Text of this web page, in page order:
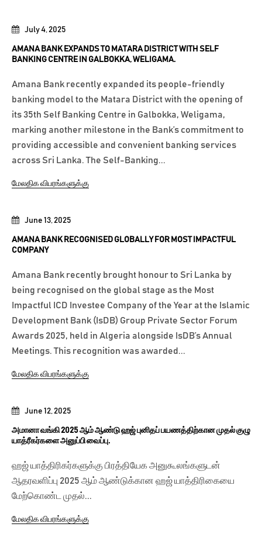
June 12, 2025
அமானா வங்கி 2025 ஆம் ஆண்டு ஹஜ் புனிதப் பயணத்திற்கான முதல் குழு
யாத்ரீகர்களை அனுப்பி வைப்பு.
ஹஜ் யாத்திரிகர்களுக்கு பிரத்தியேக அனுகூலங்களுடன்
ஆதரவளிப்பு 2025 ஆம் ஆண்டுக்கான ஹஜ் யாத்திரிகையை
மேற்கொண்ட முதல்...
மேலதிக விபரங்களுக்கு
June 13, 2025
AMANA BANK RECOGNISED GLOBALLY FOR MOST IMPACTFUL
COMPANY
Amana Bank recently brought honour to Sri Lanka by
being recognised on the global stage as the Most
Impactful ICD Investee Company of the Year at the Islamic
Development Bank (IsDB) Group Private Sector Forum
Awards 2025, held in Algeria alongside IsDB’s Annual
Meetings. This recognition was awarded...
மேலதிக விபரங்களுக்கு
July 4, 2025
AMANA BANK EXPANDS TO MATARA DISTRICT WITH SELF
BANKING CENTRE IN GALBOKKA, WELIGAMA.
Amana Bank recently expanded its people-friendly
banking model to the Matara District with the opening of
its 35th Self Banking Centre in Galbokka, Weligama,
marking another milestone in the Bank’s commitment to
providing accessible and convenient banking services
across Sri Lanka. The Self-Banking...
மேலதிக விபரங்களுக்கு